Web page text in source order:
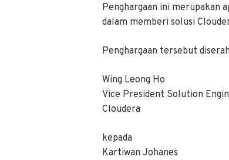
Penghargaan ini merupakan
dalam memberi solusi
Penghargaan tersebut
Wing Leong Ho
Vice President Solution
Cloudera
kepada
Kartiwan Johanes